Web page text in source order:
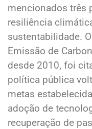
mencionados três
resiliência
sustentabilidade.
Emissão de
desde 2010, foi
política pública
metas
adoção de
recuperação de